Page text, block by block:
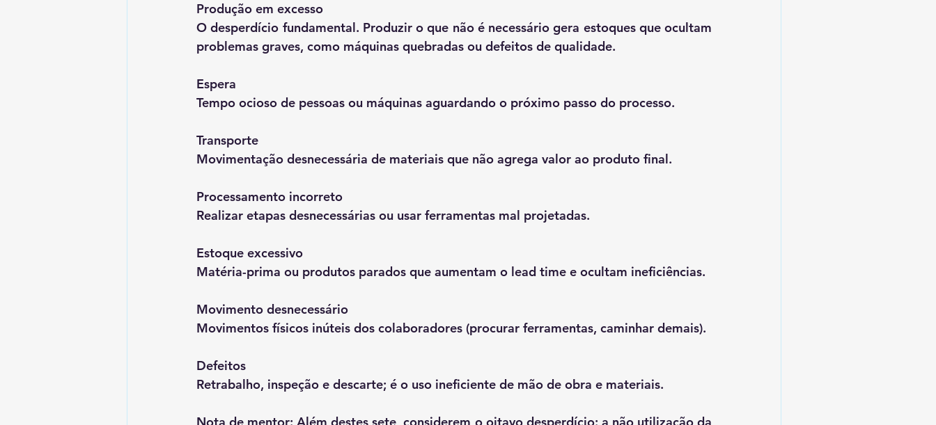
Produção em excesso
O desperdício fundamental. Produzir o que não é necessário gera estoques que ocultam
problemas graves, como máquinas quebradas ou defeitos de qualidade.
Espera
Tempo ocioso de pessoas ou máquinas aguardando o próximo passo do processo.
Transporte
Movimentação desnecessária de materiais que não agrega valor ao produto final.
Processamento incorreto
Realizar etapas desnecessárias ou usar ferramentas mal projetadas.
Estoque excessivo
Matéria-prima ou produtos parados que aumentam o lead time e ocultam ineficiências.
Movimento desnecessário
Movimentos físicos inúteis dos colaboradores (procurar ferramentas, caminhar demais).
Defeitos
Retrabalho, inspeção e descarte; é o uso ineficiente de mão de obra e materiais.